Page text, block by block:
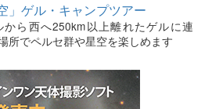
」ゲル・キャンプツアー
ら西へ250km以上離れたゲルに連
所でペルセ群や星空を楽しめます